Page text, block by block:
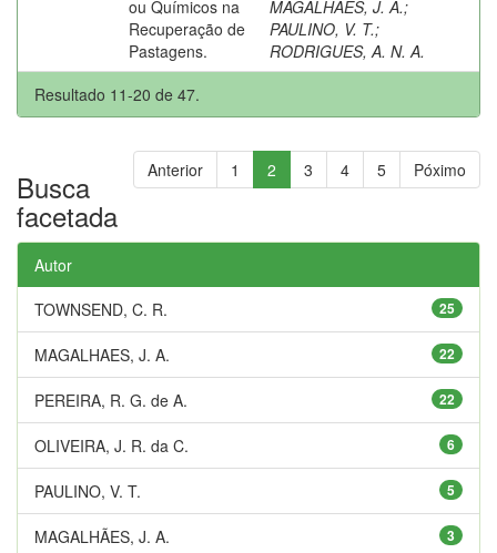
ou Químicos na
Recuperação de
Pastagens.
MAGALHAES, J. A.;
PAULINO, V. T.;
RODRIGUES, A. N. A.
Resultado 11-20 de 47.
Anterior 1 2 3 4 5 Póximo
Busca
facetada
Autor
25
TOWNSEND, C. R.
22
MAGALHAES, J. A.
22
PEREIRA, R. G. de A.
6
OLIVEIRA, J. R. da C.
5
PAULINO, V. T.
3
MAGALHÃES, J. A.